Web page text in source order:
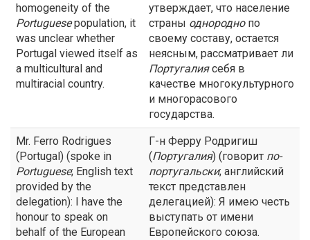
homogeneity of the
Portuguesepopulation, it
was unclear whether
Portugal viewed itself as
a multicultural and
multiracial country.
утверждает, что население
страны однороднопо
своему составу, остается
неясным, рассматривает ли
Португалиясебя в
качестве многокультурного
и многорасового
государства.
Mr. Ferro Rodrigues
(Portugal) (spoke in
Portuguese; English text
provided by the
delegation): I have the
honour to speak on
behalf of the European
Г-н Ферру Родригиш
(Португалия) (говорит по-
португальски; английский
текст представлен
делегацией): Я имею честь
выступать от имени
Европейского союза.